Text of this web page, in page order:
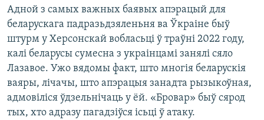
Адной з самых важных баявых апэрацый для
беларускага падразьдзяленьня ва Ўкраіне быў
штурм у Херсонскай вобласьці ў траўні 2022 году,
калі беларусы сумесна з украінцамі занялі сяло
Лазавое. Ужо вядомы факт, што многія беларускія
ваяры, лічачы, што апэрацыя занадта рызыкоўная,
адмовіліся ўдзельнічаць у ёй. «Бровар» быў сярод
тых, хто адразу пагадзіўся ісьці ў атаку.